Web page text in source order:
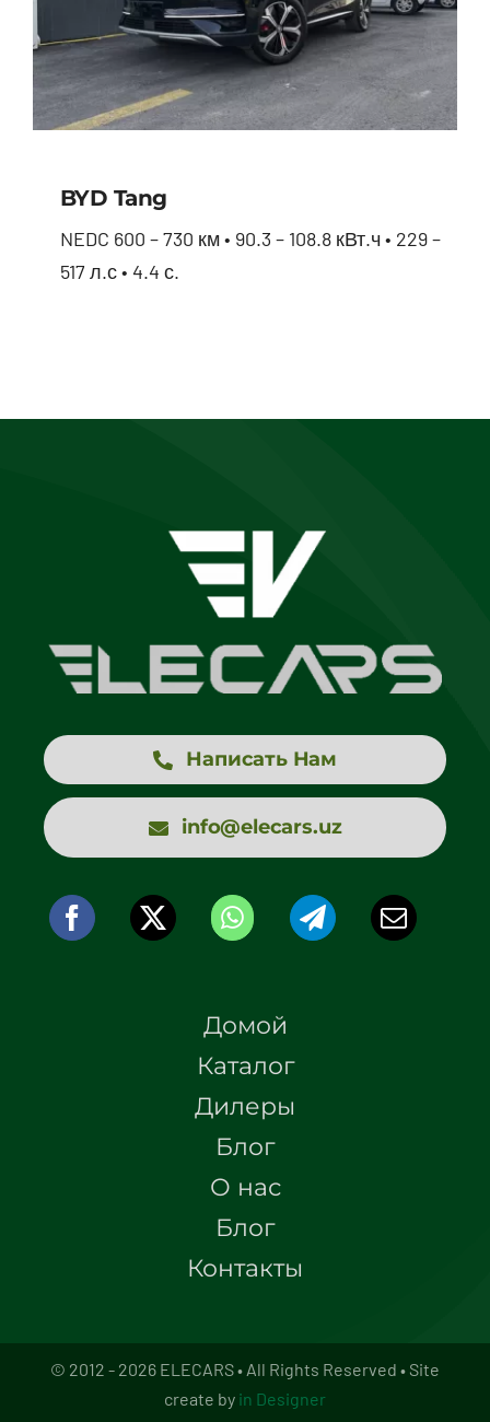
BYD Tang
NEDC 600 – 730 км • 90.3 – 108.8 кВт.ч • 229 –
517 л.с • 4.4 с.
Написать Нам
info@elecars.uz
Домой
Каталог
Дилеры
Блог
О нас
Блог
Контакты
© 2012 - 2026 ELECARS • All Rights Reserved • Site
create by in Designer